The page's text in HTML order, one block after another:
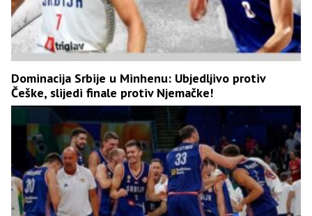
Dominacija Srbije u Minhenu: Ubjedljivo protiv
Češke, slijedi finale protiv Njemačke!